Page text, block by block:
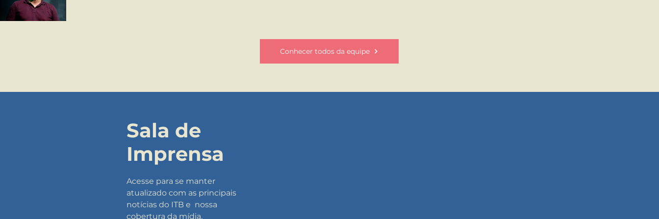
Conhecer todos da equipe
Sala de
Imprensa
Acesse para se manter
atualizado com as principais
notícias do ITB e nossa
cobertura da mídia.